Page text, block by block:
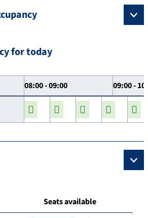
for today
08:00 - 09:00 09:00 -
Seats available